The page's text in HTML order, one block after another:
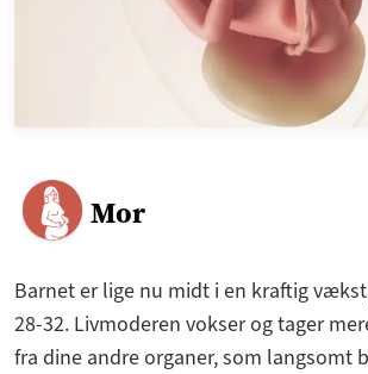
Mor
Barnet er lige nu midt i en kraftig
28-32. Livmoderen vokser og tager
fra dine andre organer, som langsomt